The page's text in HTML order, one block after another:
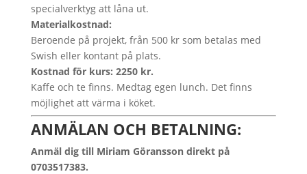
specialverktyg att låna ut.
Materialkostnad:
Beroende på projekt, från 500 kr som betalas med
Swish eller kontant på plats.
Kostnad för kurs: 2250 kr.
Kaffe och te finns. Medtag egen lunch. Det finns
möjlighet att värma i köket.
ANMÄLAN OCH BETALNING:
Anmäl dig till Miriam Göransson direkt på
0703517383.